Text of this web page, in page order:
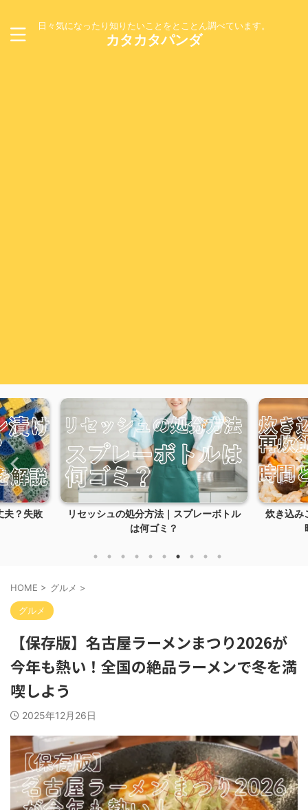
日々気になったり知りたいことをとことん調べています。
カタカタパンダ
分方法｜スプレーボトル
炊き込みご飯の失敗は再炊飯で戻せる
HOME > グルメ >
グルメ
【保存版】名古屋ラーメンまつり2026が
今年も熱い！全国の絶品ラーメンで冬を満
喫しよう
2025年12月26日